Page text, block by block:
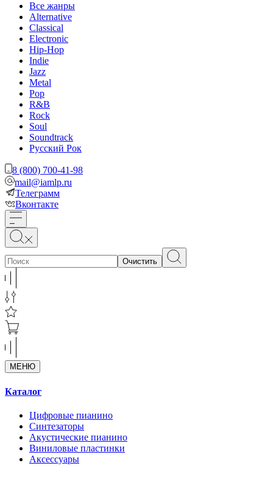
Все жанры
Alternative
Classical
Electronic
Hip-Hop
Indie
Jazz
Metal
Pop
R&B
Rock
Soul
Soundtrack
Русский Рок
8 (800) 700-41-98
mail@iamlp.ru
Телеграмм
Вконтакте
Очистить
МЕНЮ
Каталог
Цифровые пианино
Синтезаторы
Акустические пианино
Виниловые пластинки
Аксессуары